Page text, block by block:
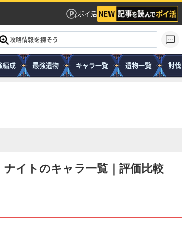
ポイ活
編成 最強遺物 キャラ一覧 遺物一覧 討伐
ナイトのキャラ一覧｜評価比較